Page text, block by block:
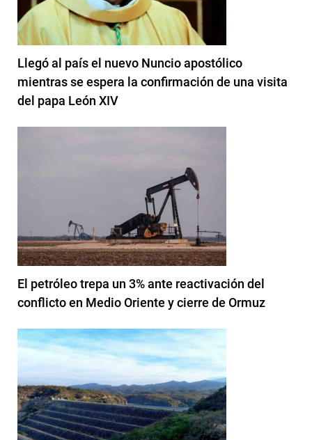
Llegó al país el nuevo Nuncio apostólico
mientras se espera la confirmación de una visita
del papa León XIV
El petróleo trepa un 3% ante reactivación del
conflicto en Medio Oriente y cierre de Ormuz